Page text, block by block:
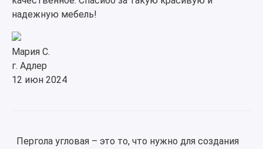
надежную мебель!
Мария С.
г. Адлер
12 июн 2024
Пергола угловая – это то, что нужно для создания